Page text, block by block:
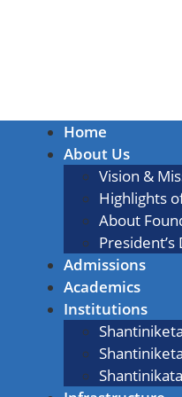
Home
About Us
Vision &
Highlights
About
President’s
Admissions
Academics
Institutions